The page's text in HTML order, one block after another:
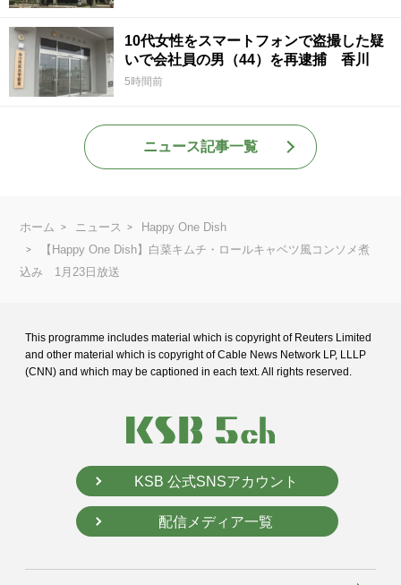
10代女性をスマートフォンで盗撮した疑
いで会社員の男（44）を再逮捕 香川
5時間前
ニュース記事一覧
ホーム ニュース
Happy One Dish
【Happy One Dish】白菜キムチ・ロールキャベツ風コンソメ煮
込み 1月23日放送
This programme includes material which is copyright of Reuters Limited
and other material which is copyright of Cable News Network LP, LLLP
(CNN) and which may be captioned in each text. All rights reserved.
KSB 公式SNSアカウント
配信メディア一覧